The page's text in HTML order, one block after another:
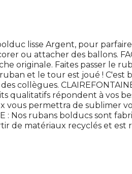
lisse Argent, pour
ou attacher des ballons.
originale. Faites passer le
et le tour est joué ! C'est
collègues.
qualitatifs répondent à vos
vous permettra de sublimer
: Nos rubans bolducs sont
de matériaux recyclés et est